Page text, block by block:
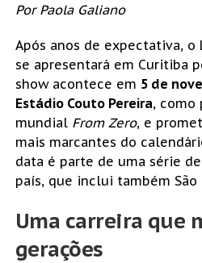
Por Paola Galiano
Após anos de expectativa,
se apresentará em Curitiba
show acontece em 5 de
Estádio Couto Pereira, como
mundial From Zero, e
mais marcantes do
data é parte de uma série
país, que inclui também São
Uma carreira que
gerações